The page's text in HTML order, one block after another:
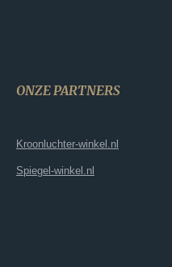
ONZE PARTNERS
Kroonluchter-winkel.nl
Spiegel-winkel.nl